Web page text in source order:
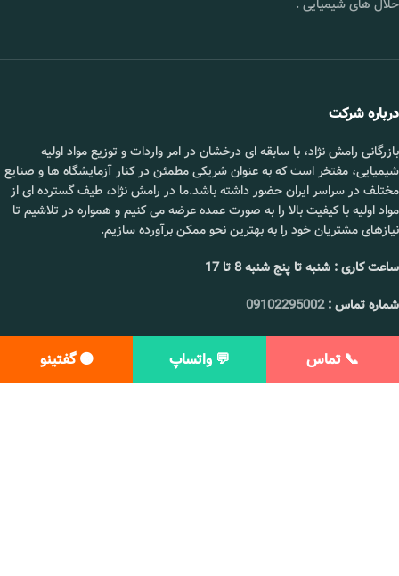
📞 تماس 💬 واتساپ 🟠 گفتینو
حلال های شیمیایی .
درباره شرکت
بازرگانی رامش نژاد، با سابقه ای درخشان در امر واردات و توزیع مواد اولیه
شیمیایی، مفتخر است که به عنوان شریکی مطمئن در کنار آزمایشگاه ها و صنایع
مختلف در سراسر ایران حضور داشته باشد.ما در رامش نژاد، طیف گسترده ای از
مواد اولیه با کیفیت بالا را به صورت عمده عرضه می کنیم و همواره در تلاشیم تا
نیازهای مشتریان خود را به بهترین نحو ممکن برآورده سازیم.
ساعت کاری : شنبه تا پنج شنبه 8 تا 17
شماره تماس :09102295002
قیمت روغن فندق